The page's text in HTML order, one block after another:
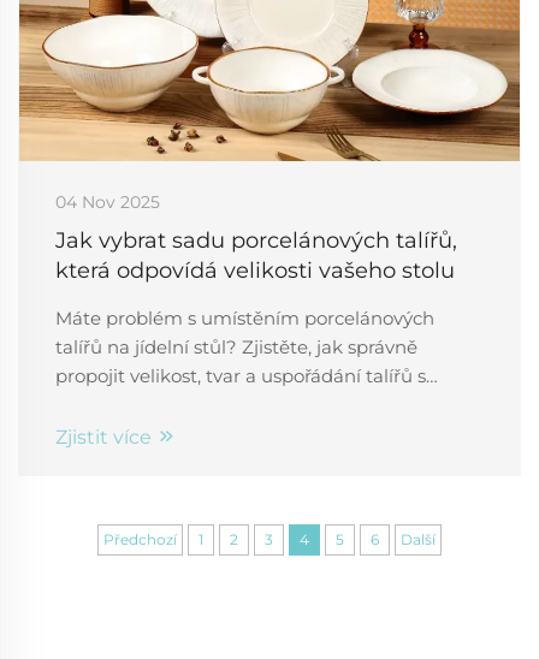
04 Nov 2025
Jak vybrat sadu porcelánových talířů,
která odpovídá velikosti vašeho stolu
Máte problém s umístěním porcelánových
talířů na jídelní stůl? Zjistěte, jak správně
propojit velikost, tvar a uspořádání talířů s
prostírání. Získejte odborné tipy už teď.
Zjistit více
Předchozí 1 2 3 4 5 6 Další